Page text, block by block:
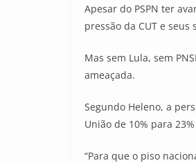
Apesar do PSPN ter
pressão da CUT e
Mas sem Lula, sem
ameaçada.
Segundo Heleno, a
União de 10% para
“Para que o piso